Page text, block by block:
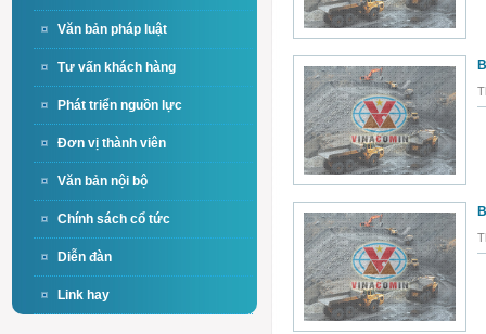
Văn bản pháp luật
Tư vấn khách hàng
Phát triển nguồn lực
Đơn vị thành viên
Văn bản nội bộ
Chính sách cổ tức
Diễn đàn
Link hay